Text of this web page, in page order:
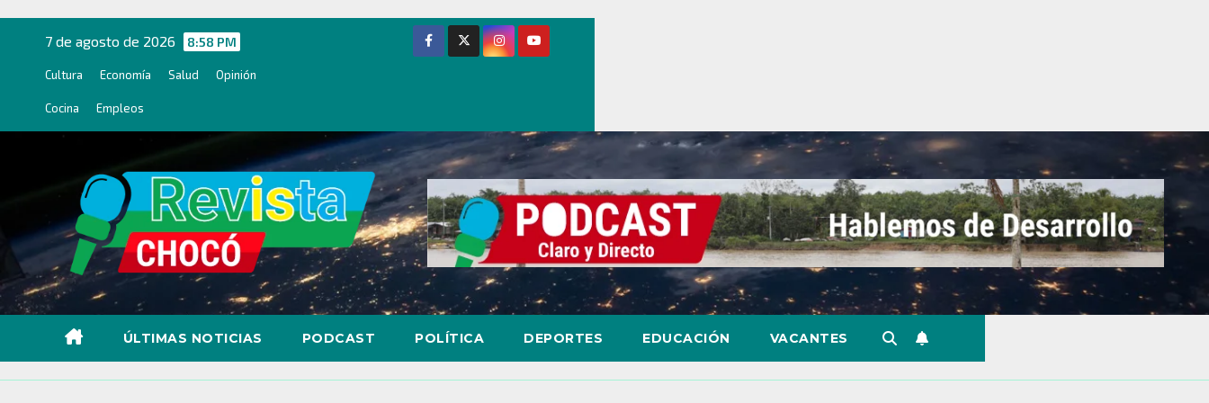
contenido
7 de agosto de 2026 8:58 PM
Cultura Economía Salud Opinión
Cocina Empleos
ÚLTIMAS NOTICIAS PODCAST POLÍTICA DEPORTES EDUCACIÓN VACANTES